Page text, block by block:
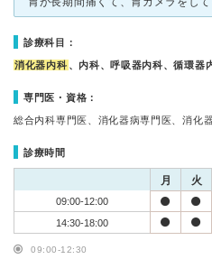
診療科目：
消化器内科 、内科、呼吸器内科、循環器
専門医・資格：
総合内科専門医、消化器病専門医、消化
診療時間
月 火
09:00-12:00
14:30-18:00
09:00-12:30